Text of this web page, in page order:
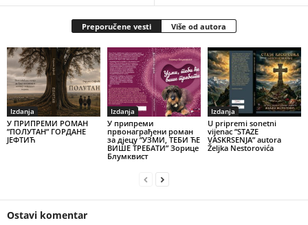
Preporučene vesti Više od autora
Izdanja
У ПРИПРЕМИ РОМАН
”ПОЛУТАН” ГОРДАНЕ
ЈЕФТИЋ
Izdanja
У припреми
првонаграђени роман
за дјецу ”УЗМИ, ТЕБИ ЋЕ
ВИШЕ ТРЕБАТИ” Зорице
Блумквист
Izdanja
U pripremi sonetni
vijenac ”STAZE
VASKRSENJA” autora
Željka Nestorovića
Ostavi komentar